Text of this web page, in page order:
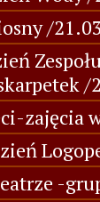
/
/
zajęcia
-